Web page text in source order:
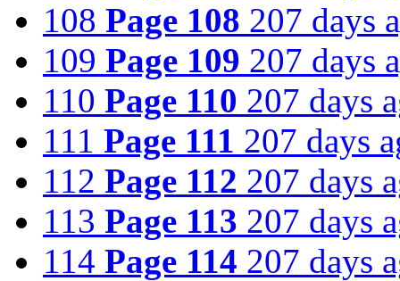
108 Page 108 207 days
109 Page 109 207 days
110 Page 110 207 days
111 Page 111 207 days
112 Page 112 207 days
113 Page 113 207 days
114 Page 114 207 days